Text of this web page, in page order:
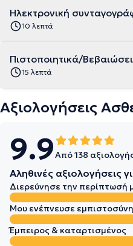
Ηλεκτρονική
10 λεπτά
Πιστοποιητικά/
15 λεπτά
Αξιολογήσεις
9.9Από 138
Αληθινές αξιολογήσεις
Διερεύνησε την περίπτωσή
Μου ενέπνευσε εμπιστοσύνη
Έμπειρος & καταρτισμένος